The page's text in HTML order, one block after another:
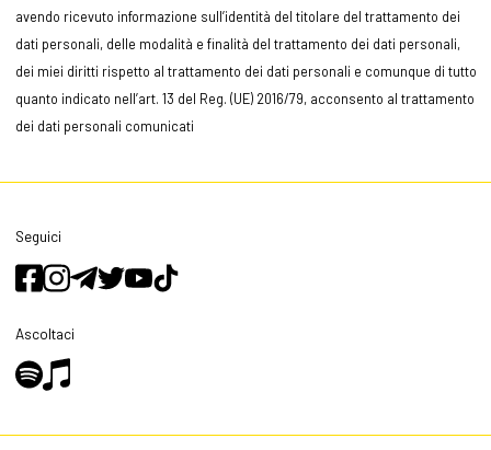
avendo ricevuto informazione sull’identità del titolare del trattamento dei
dati personali, delle modalità e finalità del trattamento dei dati personali,
dei miei diritti rispetto al trattamento dei dati personali e comunque di tutto
quanto indicato nell’art. 13 del Reg. (UE) 2016/79, acconsento al trattamento
dei dati personali comunicati
Seguici
Ascoltaci